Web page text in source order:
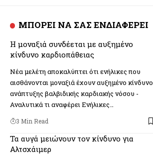
ΜΠΟΡΕΙ ΝΑ ΣΑΣ ΕΝΔΙΑΦΕΡΕΙ
Η μοναξιά συνδέεται με αυξημένο
κίνδυνο καρδιοπάθειας
Νέα μελέτη αποκαλύπτει ότι ενήλικες που
αισθάνονται μοναξιά έχουν αυξημένο κίνδυνο
ανάπτυξης βαλβιδικής καρδιακής νόσου -
Αναλυτικά τι αναφέρει Ενήλικες…
3 Min Read
Τα αυγά μειώνουν τον κίνδυνο για
Αλτσχάιμερ